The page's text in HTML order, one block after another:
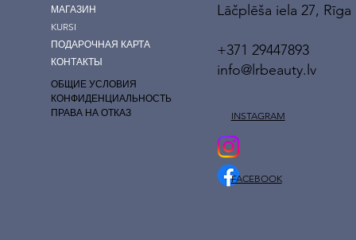
МАГАЗИН
KURSI
ПОДАРОЧНАЯ КАРТА
КОНТАКТЫ
ОБЩИЕ УСЛОВИЯ
КОНФИДЕНЦИАЛЬНОСТЬ
ПРАВА НА ОТКАЗ
Lāčplēša iela 27, Rīga
+371 29447893
info@lrbeauty.lv
INSTAGRAM
FACEBOOK